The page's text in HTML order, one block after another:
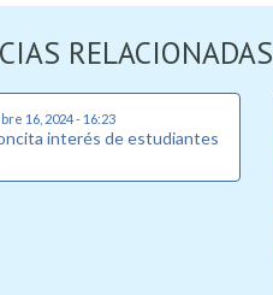
RELACIONADAS
16, 2024 - 16:23
interés de estudiantes